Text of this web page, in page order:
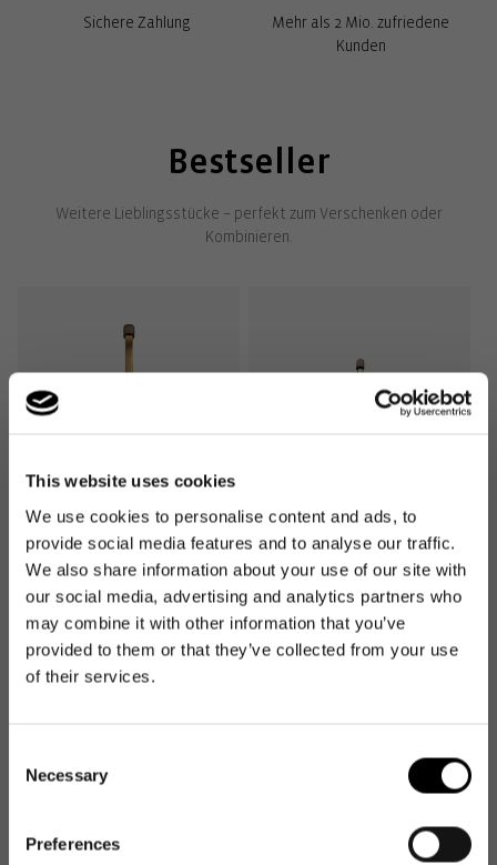
This website uses cookies
We use cookies to personalise content and ads, to
provide social media features and to analyse our traffic.
We also share information about your use of our site with
our social media, advertising and analytics partners who
may combine it with other information that you’ve
provided to them or that they’ve collected from your use
of their services.
Selection
Necessary
Preferences
Sichere Zahlung
Mehr als 2 Mio. zufriedene
Kunden
Bestseller
Weitere Lieblingsstücke – perfekt zum Verschenken oder
Kombinieren.
Bestseller
carrybag
Normaler
59,95€
Bestseller
carrybag XS
Normaler
Preis
37,95€